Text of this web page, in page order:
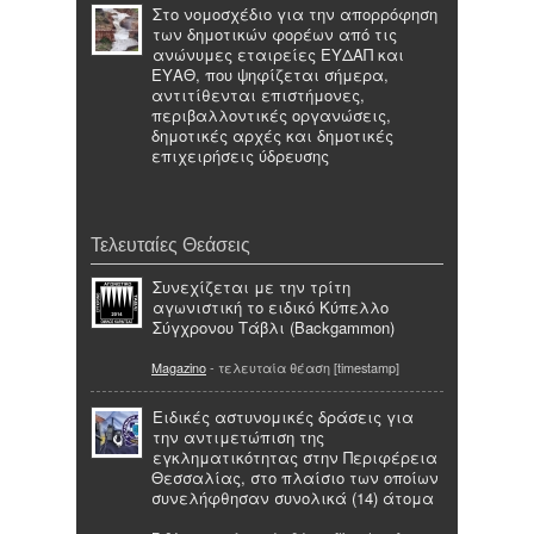
Στο νομοσχέδιο για την απορρόφηση
των δημοτικών φορέων από τις
ανώνυμες εταιρείες ΕΥΔΑΠ και
ΕΥΑΘ, που ψηφίζεται σήμερα,
αντιτίθενται επιστήμονες,
περιβαλλοντικές οργανώσεις,
δημοτικές αρχές και δημοτικές
επιχειρήσεις ύδρευσης
Τελευταίες Θεάσεις
Συνεχίζεται με την τρίτη
αγωνιστική το ειδικό Κύπελλο
Σύγχρονου Τάβλι (Backgammon)
Magazino- τελευταία θέαση [timestamp]
Ειδικές αστυνομικές δράσεις για
την αντιμετώπιση της
εγκληματικότητας στην Περιφέρεια
Θεσσαλίας, στο πλαίσιο των οποίων
συνελήφθησαν συνολικά (14) άτομα